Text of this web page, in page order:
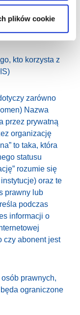
plików cookie
rejestratorów)
jak i
kto korzysta z
zarówno
Nazwa
przez prywatną
organizację
to taka, która
statusu
rozumie się
oraz te
prawny lub
podczas
informacji o
czy abonent jest
prawnych,
ograniczone